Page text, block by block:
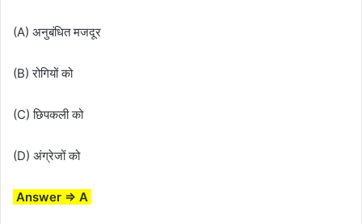
(A) अनुबंधित मजदूर
(B) रोगियों को
(C) छिपकली को
(D) अंग्रेजों को
Answer ⇒ A